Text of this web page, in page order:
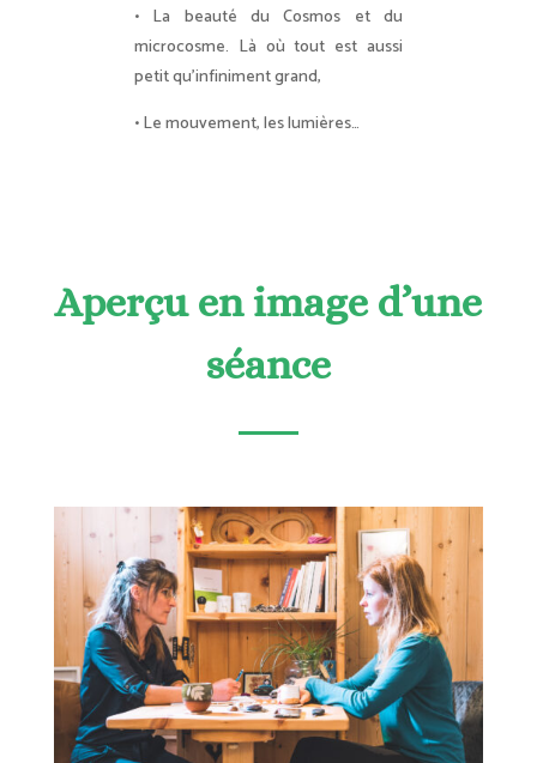
• La beauté du Cosmos et du
microcosme. Là où tout est aussi
petit qu’infiniment grand,
• Le mouvement, les lumières…
Aperçu en image d’une
séance